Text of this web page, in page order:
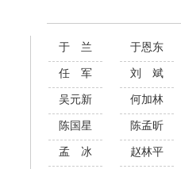
于 兰 于恩东
任 军 刘 斌
吴元新 何加林
陈国星 陈孟昕
孟 冰 赵林平